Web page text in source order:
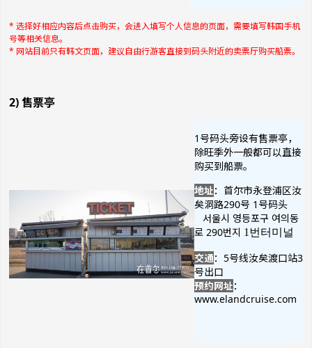
* 选择好相应内容后点击购买，会进入填写个人信息的页面，需要填写韩国手机
号等相关信息。
* 网站目前只有韩文页面，建议自由行游客直接到码头附近的卖票厅购买船票。
2) 售票亭
1号码头旁设有售票亭，
除旺季外一般都可以直接
购买到船票。
地址：首尔市永登浦区汝
矣洞路290号 1号码头
서울시 영등포구 여의동
로 290번지 1번터미널
交通：5号线汝矣渡口站3
号出口
预约网址：
www.elandcruise.com